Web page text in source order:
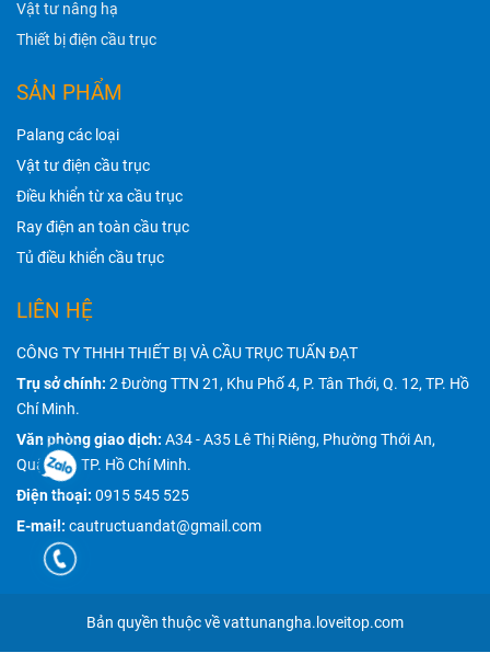
Vật tư nâng hạ
Thiết bị điện cầu trục
SẢN PHẨM
Palang các loại
Vật tư điện cầu trục
Điều khiển từ xa cầu trục
Ray điện an toàn cầu trục
Tủ điều khiển cầu trục
LIÊN HỆ
CÔNG TY THHH THIẾT BỊ VÀ CẦU TRỤC TUẤN ĐẠT
Trụ sở chính: 2 Đường TTN 21, Khu Phố 4, P. Tân Thới, Q. 12, TP. Hồ
Chí Minh.
Văn phòng giao dịch: A34 - A35 Lê Thị Riêng, Phường Thới An,
Quận 12, TP. Hồ Chí Minh.
Điện thoại: 0915 545 525
E-mail: cautructuandat@gmail.com
Bản quyền thuộc về vattunangha.loveitop.com